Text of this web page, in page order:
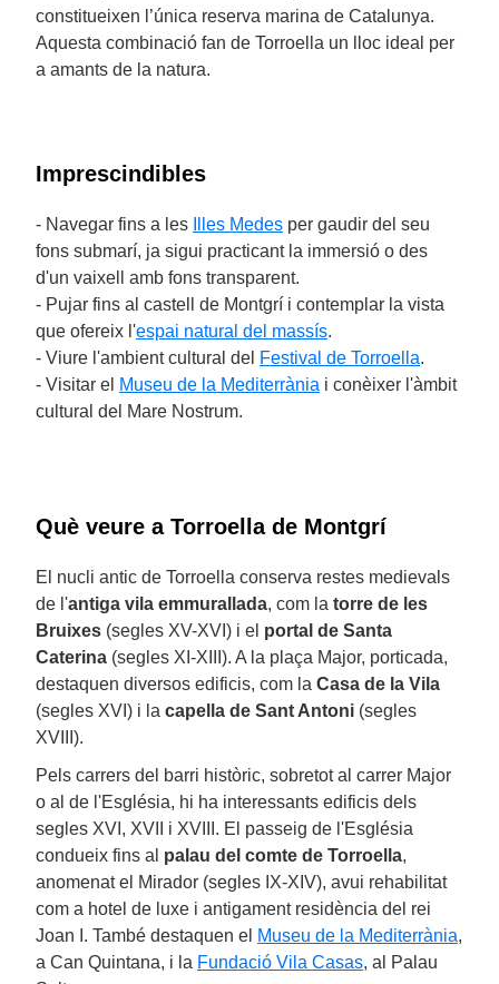
constitueixen l’única reserva marina de Catalunya.
Aquesta combinació fan de Torroella un lloc ideal per
a amants de la natura.
Imprescindibles
- Navegar fins a les Illes Medes per gaudir del seu
fons submarí, ja sigui practicant la immersió o des
d'un vaixell amb fons transparent.
- Pujar fins al castell de Montgrí i contemplar la vista
que ofereix l'espai natural del massís.
- Viure l'ambient cultural del Festival de Torroella.
- Visitar el Museu de la Mediterrània i conèixer l'àmbit
cultural del Mare Nostrum.
Què veure a Torroella de Montgrí
El nucli antic de Torroella conserva restes medievals
de l'antiga vila emmurallada, com la torre de les
Bruixes (segles XV-XVI) i el portal de Santa
Caterina (segles XI-XIII). A la plaça Major, porticada,
destaquen diversos edificis, com la Casa de la Vila
(segles XVI) i la capella de Sant Antoni (segles
XVIII).
Pels carrers del barri històric, sobretot al carrer Major
o al de l'Església, hi ha interessants edificis dels
segles XVI, XVII i XVIII. El passeig de l'Església
condueix fins al palau del comte de Torroella,
anomenat el Mirador (segles IX-XIV), avui rehabilitat
com a hotel de luxe i antigament residència del rei
Joan I. També destaquen el Museu de la Mediterrània,
a Can Quintana, i la Fundació Vila Casas, al Palau